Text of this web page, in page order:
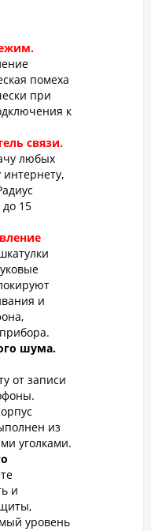
помеха
при
к
связи.
любых
до 15
и
шума.
от записи
из
уголками.
и
уровень